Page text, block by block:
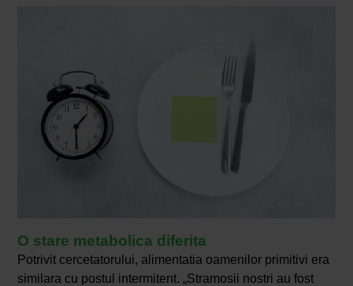
O stare metabolica diferita
Potrivit cercetatorului, alimentatia oamenilor primitivi era
similara cu postul intermitent. „Stramosii nostri au fost